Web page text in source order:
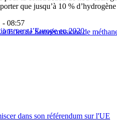
que jusqu’à 10 %
vers l’Europe en 2020
- 08:57
Effet de Serreémissions de
dans son référendum sur l'UE